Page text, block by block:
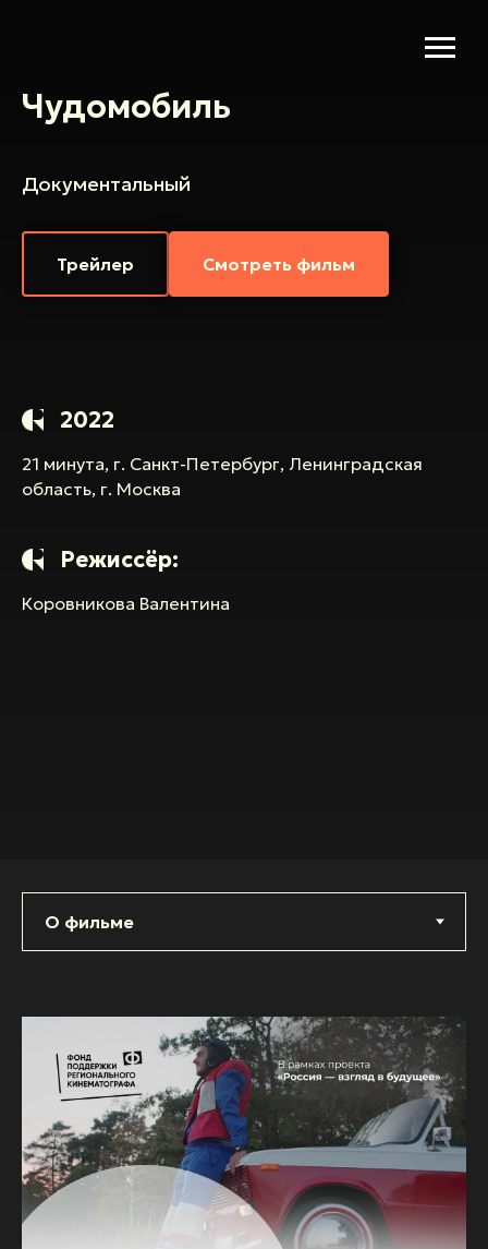
Чудомобиль
Документальный
Трейлер Смотреть фильм
2022
21 минута, г. Санкт-Петербург, Ленинградская
область, г. Москва
Режиссёр:
Коровникова Валентина